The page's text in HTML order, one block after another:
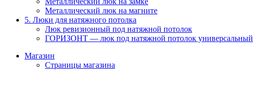
Металлический люк на магните
5. Люки для натяжного потолка
Люк ревизионный под натяжной потолок
ГОРИЗОНТ — люк под натяжной потолок универсальный
Магазин
Страницы магазина